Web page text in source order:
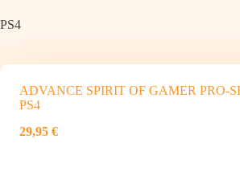
PS4
ADVANCE SPIRIT OF GAMER PRO-
PS4
29,95 €